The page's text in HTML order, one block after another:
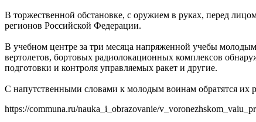
В торжественной обстановке, с оружием в руках, перед
регионов Российской Федерации.
В учебном центре за три месяца напряженной учебы
вертолетов, бортовых радиолокационных комплексов
подготовки и контроля управляемых ракет и другие.
С напутственными словами к молодым воинам обратятся
https://communa.ru/nauka_i_obrazovanie/